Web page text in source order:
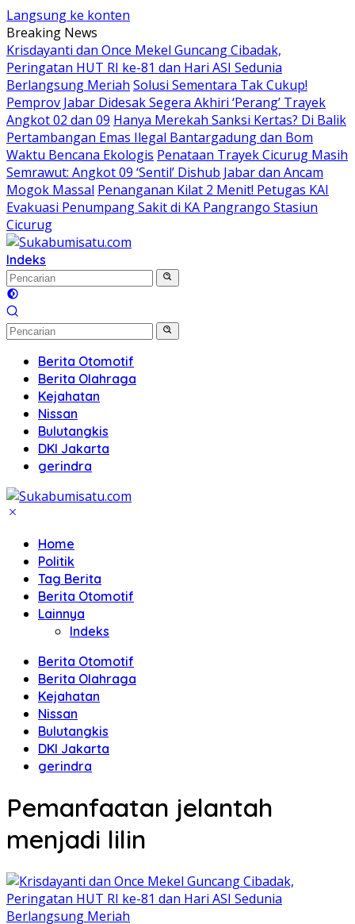
Langsung ke konten
Breaking News
Krisdayanti dan Once Mekel Guncang Cibadak,
Peringatan HUT RI ke-81 dan Hari ASI Sedunia
Berlangsung Meriah Solusi Sementara Tak Cukup!
Pemprov Jabar Didesak Segera Akhiri ‘Perang’ Trayek
Angkot 02 dan 09 Hanya Merekah Sanksi Kertas? Di Balik
Pertambangan Emas Ilegal Bantargadung dan Bom
Waktu Bencana Ekologis Penataan Trayek Cicurug Masih
Semrawut: Angkot 09 ‘Sentil’ Dishub Jabar dan Ancam
Mogok Massal Penanganan Kilat 2 Menit! Petugas KAI
Evakuasi Penumpang Sakit di KA Pangrango Stasiun
Cicurug
Indeks
Berita Otomotif
Berita Olahraga
Kejahatan
Nissan
Bulutangkis
DKI Jakarta
gerindra
Home
Politik
Tag Berita
Berita Otomotif
Lainnya
Indeks
Berita Otomotif
Berita Olahraga
Kejahatan
Nissan
Bulutangkis
DKI Jakarta
gerindra
Pemanfaatan jelantah
menjadi lilin